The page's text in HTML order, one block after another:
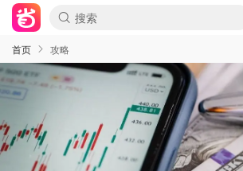
首页 攻略